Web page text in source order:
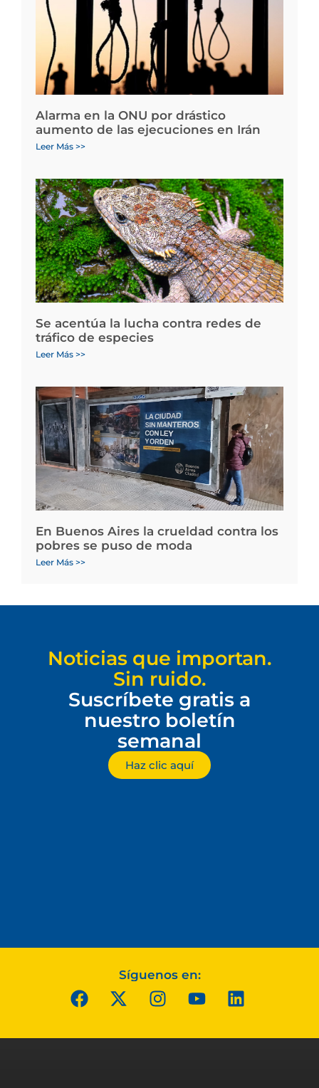
Alarma en la ONU por drástico
aumento de las ejecuciones en Irán
Leer Más >>
Se acentúa la lucha contra redes de
tráfico de especies
Leer Más >>
En Buenos Aires la crueldad contra los
pobres se puso de moda
Leer Más >>
Noticias que importan.
Sin ruido.
Suscríbete gratis a
nuestro boletín
semanal
Haz clic aquí
Síguenos en: